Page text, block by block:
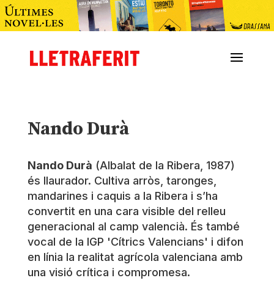
Nando Durà
Nando Durà (Albalat de la Ribera, 1987)
és llaurador. Cultiva arròs, taronges,
mandarines i caquis a la Ribera i s’ha
convertit en una cara visible del relleu
generacional al camp valencià. És també
vocal de la IGP 'Cítrics Valencians' i difon
en línia la realitat agrícola valenciana amb
una visió crítica i compromesa.